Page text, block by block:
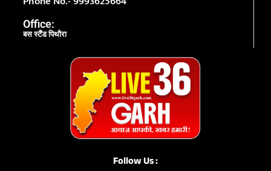
Office:
बस स्टैंड पिथौरा
Follow Us :